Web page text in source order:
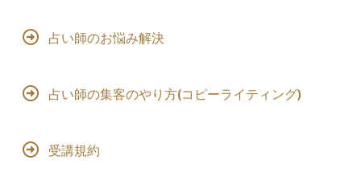
占い師のお悩み解決
占い師の集客のやり方(コピーライティング)
受講規約